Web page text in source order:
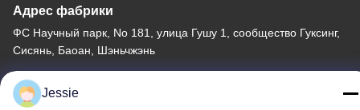
Адрес фабрики
ФС Научный парк, No 181, улица Гушу 1, сообщество Гуксинг,
Сисянь, Баоан, Шэньчжэнь
Телефон
86-0755-22300563
Jessie